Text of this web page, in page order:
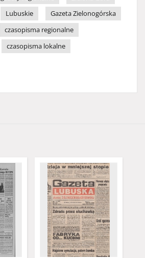
Lubuskie
Gazeta Zielonogórska
czasopisma regionalne
czasopisma lokalne